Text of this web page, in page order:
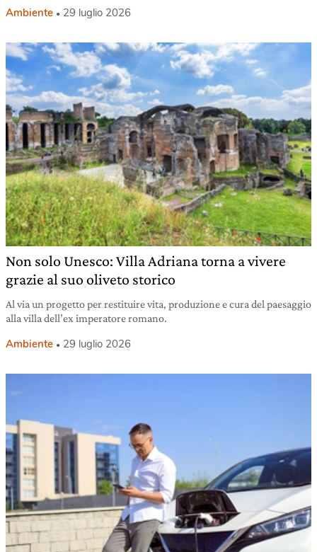
Ambiente 29 luglio 2026
Non solo Unesco: Villa Adriana torna a vivere
grazie al suo oliveto storico
Al via un progetto per restituire vita, produzione e cura del paesaggio
alla villa dell’ex imperatore romano.
Ambiente 29 luglio 2026